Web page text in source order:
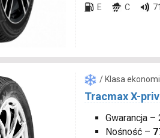
E C
/ Klasa
Tracmax X-
Gwarancja –
Nośność –